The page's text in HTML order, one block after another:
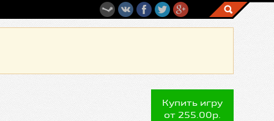
Купить игру
от 255.00р.